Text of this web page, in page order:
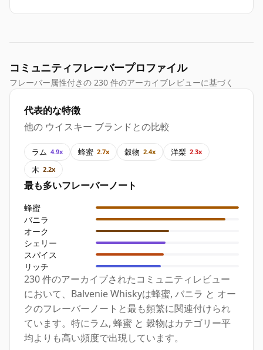
コミュニティフレーバープロファイル
フレーバー属性付きの 230 件のアーカイブレビューに基づく
代表的な特徴
他の ウイスキー ブランドとの比較
ラム 4.9x 蜂蜜 2.7x 穀物 2.4x 洋梨 2.3x
木 2.2x
最も多いフレーバーノート
蜂蜜
バニラ
オーク
シェリー
スパイス
リッチ
230 件のアーカイブされたコミュニティレビュー
において、Balvenie Whiskyは蜂蜜, バニラ と オー
クのフレーバーノートと最も頻繁に関連付けられ
ています。特にラム, 蜂蜜 と 穀物はカテゴリー平
均よりも高い頻度で出現しています。